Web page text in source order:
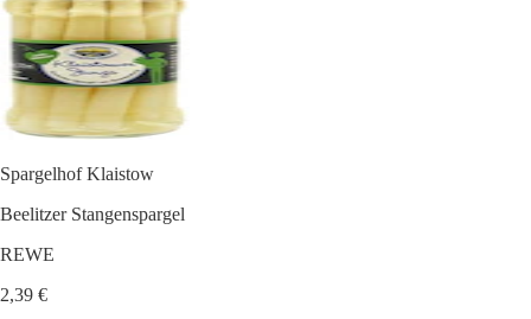
Spargelhof Klaistow
Beelitzer Stangenspargel
REWE
2,39 €